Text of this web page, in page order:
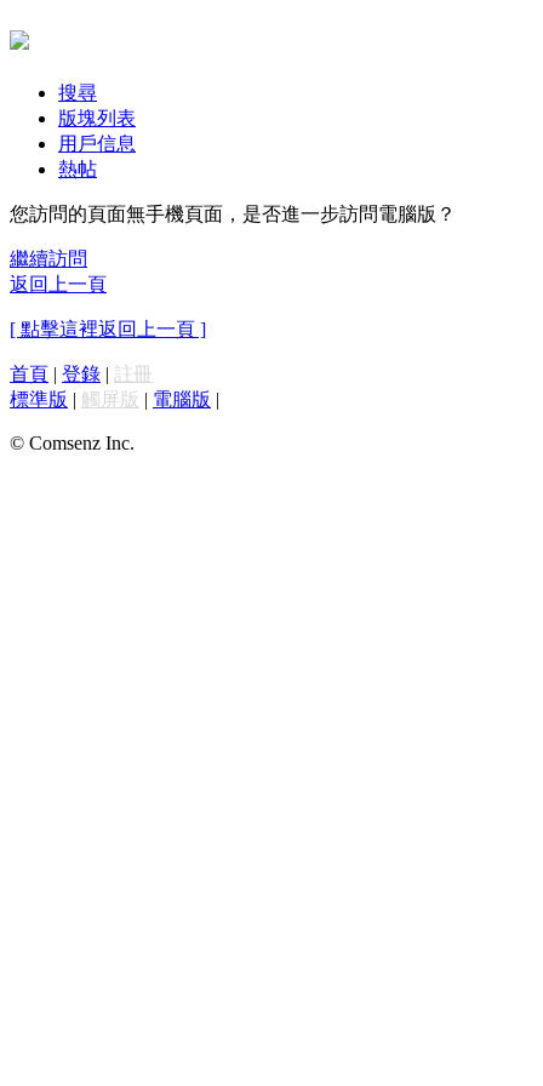
搜尋
版塊列表
用戶信息
熱帖
您訪問的頁面無手機頁面，是否進一步訪問電腦版？
繼續訪問
返回上一頁
[ 點擊這裡返回上一頁 ]
首頁 | 登錄 | 註冊
標準版 | 觸屏版 | 電腦版 |
© Comsenz Inc.